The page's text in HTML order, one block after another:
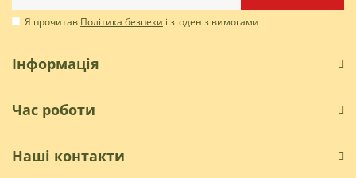
Я прочитав Політика безпеки і згоден з вимогами
Інформація
Час роботи
Наші контакти